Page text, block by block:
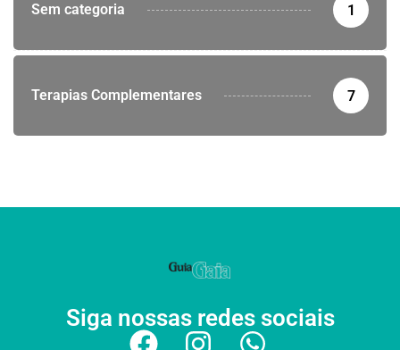
Sem categoria 1
Terapias Complementares 7
Siga nossas redes sociais